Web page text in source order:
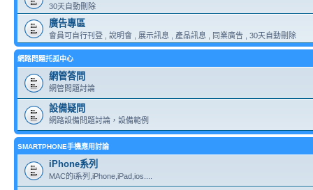
30天自動刪除
廣告專區
會員可自行刊登 , 說明會 , 展示訊息 , 產品訊息 , 同業廣告 , 30天自動刪除
網路問題托孤中心
網管答問
網管問題討論
設備疑問
網路設備問題討論，設備範例
SMARTPHONE手機應用討論
iPhone系列
MAC的i系列,iPhone,iPad,ios....